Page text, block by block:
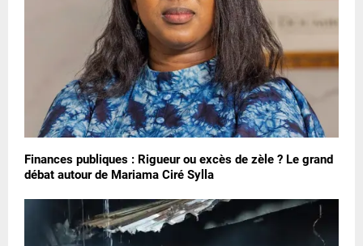
Finances publiques : Rigueur ou excès de zèle ? Le grand
débat autour de Mariama Ciré Sylla